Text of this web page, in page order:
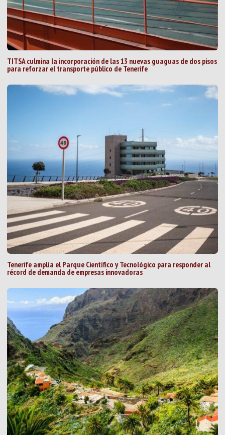
TITSA culmina la incorporación de las 13 nuevas guaguas de dos pisos
para reforzar el transporte público de Tenerife
Tenerife amplía el Parque Científico y Tecnológico para responder al
récord de demanda de empresas innovadoras